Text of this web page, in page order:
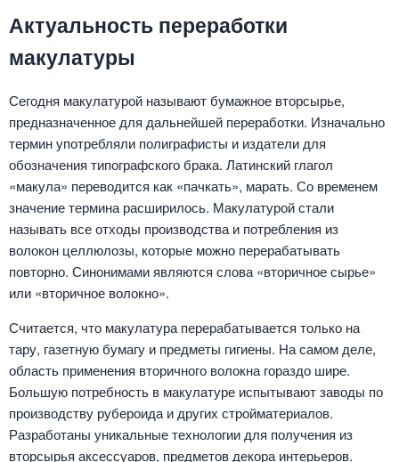
Актуальность переработки
макулатуры
Сегодня макулатурой называют бумажное вторсырье,
предназначенное для дальнейшей переработки. Изначально
термин употребляли полиграфисты и издатели для
обозначения типографского брака. Латинский глагол
«макула» переводится как «пачкать», марать. Со временем
значение термина расширилось. Макулатурой стали
называть все отходы производства и потребления из
волокон целлюлозы, которые можно перерабатывать
повторно. Синонимами являются слова «вторичное сырье»
или «вторичное волокно».
Считается, что макулатура перерабатывается только на
тару, газетную бумагу и предметы гигиены. На самом деле,
область применения вторичного волокна гораздо шире.
Большую потребность в макулатуре испытывают заводы по
производству рубероида и других стройматериалов.
Разработаны уникальные технологии для получения из
вторсырья аксессуаров, предметов декора интерьеров.